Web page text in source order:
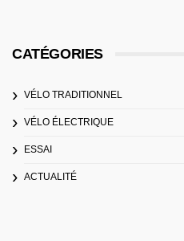
CATÉGORIES
VÉLO TRADITIONNEL
VÉLO ÉLECTRIQUE
ESSAI
ACTUALITÉ